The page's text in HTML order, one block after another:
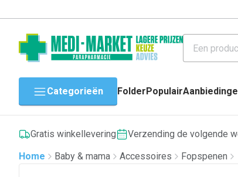
Categorieën FolderPopulair
Gratis winkellevering Verzending de volgende
Home
Baby & mama Accessoires Fopspenen